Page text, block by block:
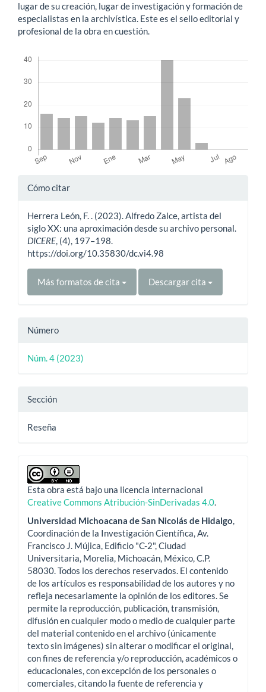
lugar de su creación, lugar de investigación y formación de
especialistas en la archivística. Este es el sello editorial y
profesional de la obra en cuestión.
Detalles
artículo
Cómo citar
Herrera León, F. . (2023). Alfredo Zalce, artista del
siglo XX: una aproximación desde su archivo personal.
DICERE, (4), 197–198.
https://doi.org/10.35830/dc.vi4.98
Más formatos de cita Descargar cita
Número
Núm. 4 (2023)
Sección
Reseña
Esta obra está bajo una licencia internacional
Creative Commons Atribución-SinDerivadas 4.0.
Universidad Michoacana de San Nicolás de Hidalgo,
Coordinación de la Investigación Científica, Av.
Francisco J. Mújica, Edificio "C-2", Ciudad
Universitaria, Morelia, Michoacán, México, C.P.
58030. Todos los derechos reservados. El contenido
de los artículos es responsabilidad de los autores y no
refleja necesariamente la opinión de los editores. Se
permite la reproducción, publicación, transmisión,
difusión en cualquier modo o medio de cualquier parte
del material contenido en el archivo (únicamente
texto sin imágenes) sin alterar o modificar el original,
con fines de referencia y/o reproducción, académicos o
educacionales, con excepción de los personales o
comerciales, citando la fuente de referencia y